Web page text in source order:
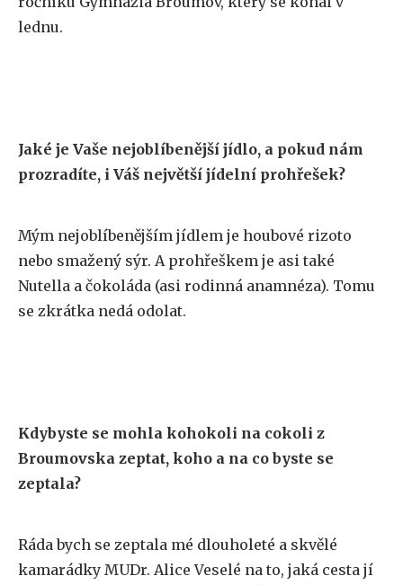
lednu.
Jaké je Vaše nejoblíbenější jídlo, a pokud nám
prozradíte, i Váš největší jídelní prohřešek?
Mým nejoblíbenějším jídlem je houbové rizoto
nebo smažený sýr. A prohřeškem je asi také
Nutella a čokoláda (asi rodinná anamnéza). Tomu
se zkrátka nedá odolat.
Kdybyste se mohla kohokoli na cokoli z
Broumovska zeptat, koho a na co byste se
zeptala?
Ráda bych se zeptala mé dlouholeté a skvělé
kamarádky MUDr. Alice Veselé na to, jaká cesta jí